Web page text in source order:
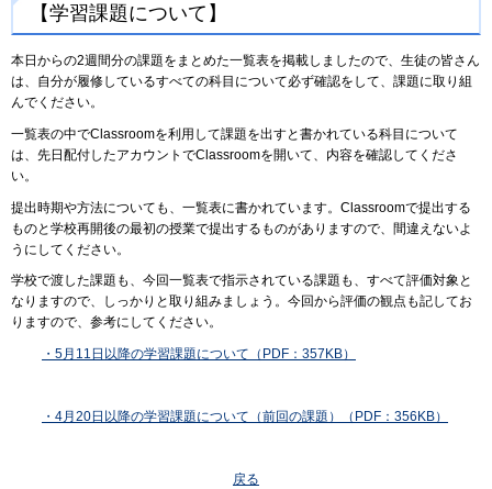
【学習課題について】
本日からの2週間分の課題をまとめた一覧表を掲載しましたので、生徒の皆さん
は、自分が履修しているすべての科目について必ず確認をして、課題に取り組
んでください。
一覧表の中でClassroomを利用して課題を出すと書かれている科目について
は、先日配付したアカウントでClassroomを開いて、内容を確認してくださ
い。
提出時期や方法についても、一覧表に書かれています。Classroomで提出する
ものと学校再開後の最初の授業で提出するものがありますので、間違えないよ
うにしてください。
学校で渡した課題も、今回一覧表で指示されている課題も、すべて評価対象と
なりますので、しっかりと取り組みましょう。今回から評価の観点も記してお
りますので、参考にしてください。
・5月11日以降の学習課題について（PDF：357KB）
・4月20日以降の学習課題について（前回の課題）（PDF：356KB）
戻る